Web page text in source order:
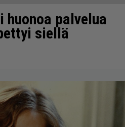
huonoa palvelua
siellä